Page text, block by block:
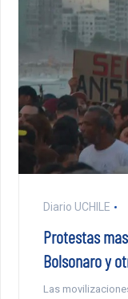
Diario UCHILE
Protestas
Bolsonaro y
Las